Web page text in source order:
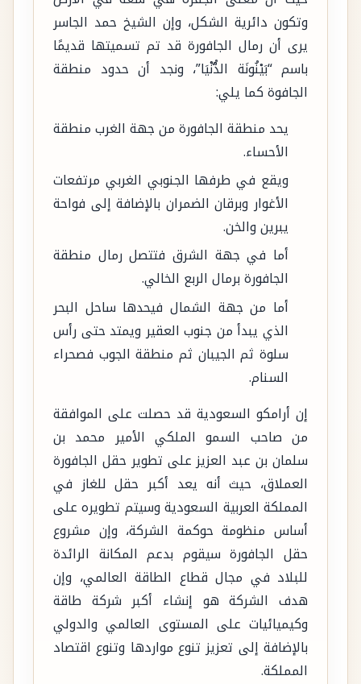
وتكون دائرية الشكل، وإن الشيخ حمد الجاسر
يرى أن رمال الجافورة قد تم تسميتها قديمًا
باسم “بَيْنُونَة الدُّنْيَا”، ونجد أن حدود منطقة
الجافوة كما يلي:
يحد منطقة الجافورة من جهة الغرب منطقة
الأحساء.
ويقع في طرفها الجنوبي الغربي مرتفعات
الأغوار وبرقان الضمران بالإضافة إلى فواحة
يبرين والخن.
أما في جهة الشرق فتتصل رمال منطقة
الجافورة برمال الربع الخالي.
أما من جهة الشمال فيحدها ساحل البحر
الذي يبدأ من جنوب العقير ويمتد حتى رأس
سلوة ثم الجيبان ثم منطقة الجوب فصحراء
السنام.
إن أرامكو السعودية قد حصلت على الموافقة
من صاحب السمو الملكي الأمير محمد بن
سلمان بن عبد العزيز على تطوير حقل الجافورة
العملاق، حيث أنه يعد أكبر حقل للغاز في
المملكة العربية السعودية وسيتم تطويره على
أساس منظومة حوكمة الشركة، وإن مشروع
حقل الجافورة سيقوم بدعم المكانة الرائدة
للبلاد في مجال قطاع الطاقة العالمي، وإن
هدف الشركة هو إنشاء أكبر شركة طاقة
وكيميائيات على المستوى العالمي والدولي
بالإضافة إلى تعزيز تنوع مواردها وتنوع اقتصاد
المملكة.